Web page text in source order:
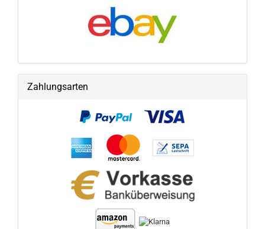
Zahlungsarten